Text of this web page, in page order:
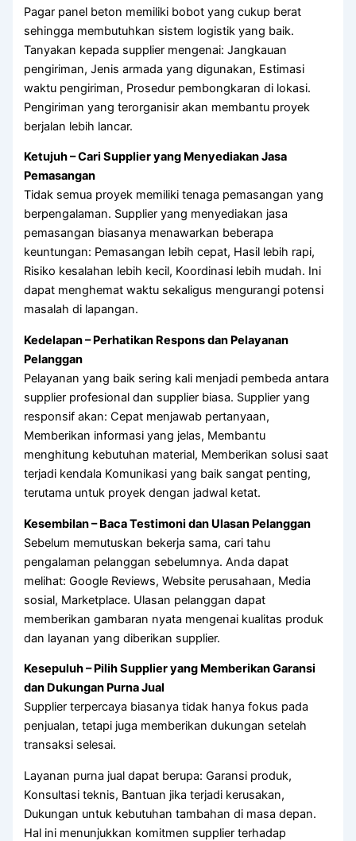
Pagar panel beton memiliki bobot yang cukup berat
sehingga membutuhkan sistem logistik yang baik.
Tanyakan kepada supplier mengenai: Jangkauan
pengiriman, Jenis armada yang digunakan, Estimasi
waktu pengiriman, Prosedur pembongkaran di lokasi.
Pengiriman yang terorganisir akan membantu proyek
berjalan lebih lancar.
Ketujuh – Cari Supplier yang Menyediakan Jasa
Pemasangan
Tidak semua proyek memiliki tenaga pemasangan yang
berpengalaman. Supplier yang menyediakan jasa
pemasangan biasanya menawarkan beberapa
keuntungan: Pemasangan lebih cepat, Hasil lebih rapi,
Risiko kesalahan lebih kecil, Koordinasi lebih mudah. Ini
dapat menghemat waktu sekaligus mengurangi potensi
masalah di lapangan.
Kedelapan – Perhatikan Respons dan Pelayanan
Pelanggan
Pelayanan yang baik sering kali menjadi pembeda antara
supplier profesional dan supplier biasa. Supplier yang
responsif akan: Cepat menjawab pertanyaan,
Memberikan informasi yang jelas, Membantu
menghitung kebutuhan material, Memberikan solusi saat
terjadi kendala Komunikasi yang baik sangat penting,
terutama untuk proyek dengan jadwal ketat.
Kesembilan – Baca Testimoni dan Ulasan Pelanggan
Sebelum memutuskan bekerja sama, cari tahu
pengalaman pelanggan sebelumnya. Anda dapat
melihat: Google Reviews, Website perusahaan, Media
sosial, Marketplace. Ulasan pelanggan dapat
memberikan gambaran nyata mengenai kualitas produk
dan layanan yang diberikan supplier.
Kesepuluh – Pilih Supplier yang Memberikan Garansi
dan Dukungan Purna Jual
Supplier terpercaya biasanya tidak hanya fokus pada
penjualan, tetapi juga memberikan dukungan setelah
transaksi selesai.
Layanan purna jual dapat berupa: Garansi produk,
Konsultasi teknis, Bantuan jika terjadi kerusakan,
Dukungan untuk kebutuhan tambahan di masa depan.
Hal ini menunjukkan komitmen supplier terhadap